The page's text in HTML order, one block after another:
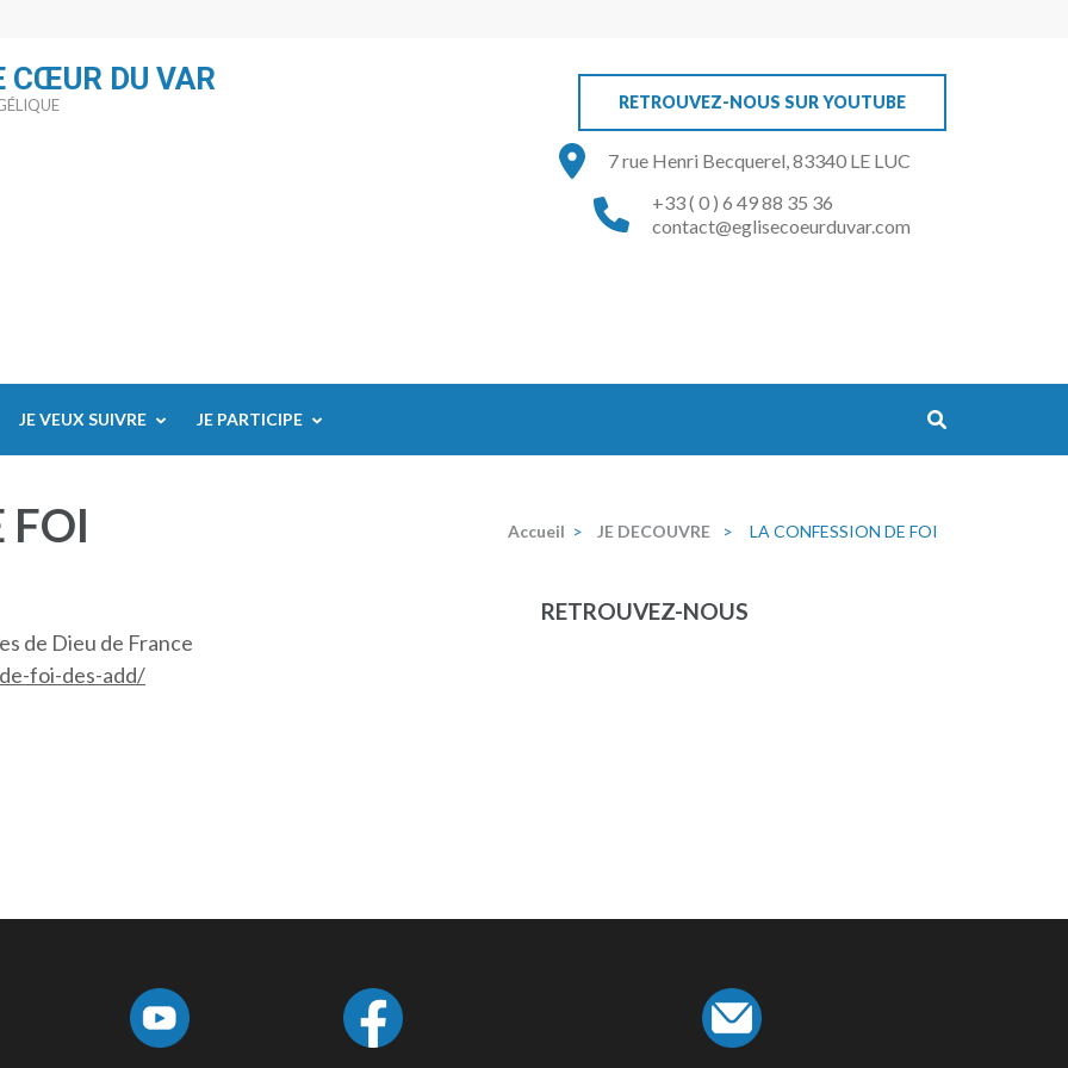
CŒUR DU VAR
RETROUVEZ-NOUS SUR YOUTUBE
7 rue Henri Becquerel, 83340 LE LUC
+33 ( 0 ) 6 49 88 35 36
contact@eglisecoeurduvar.com
JE VEUX SUIVRE JE PARTICIPE
FOI Accueil > JE DECOUVRE > LA CONFESSION DE FOI
de Dieu de France
foi-des-add/
RETROUVEZ-NOUS